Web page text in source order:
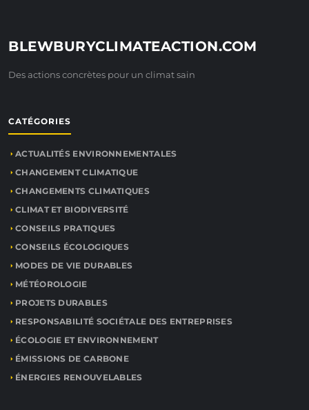
BLEWBURYCLIMATEACTION.COM
Des actions concrètes pour un climat sain
CATÉGORIES
ACTUALITÉS ENVIRONNEMENTALES
CHANGEMENT CLIMATIQUE
CHANGEMENTS CLIMATIQUES
CLIMAT ET BIODIVERSITÉ
CONSEILS PRATIQUES
CONSEILS ÉCOLOGIQUES
MODES DE VIE DURABLES
MÉTÉOROLOGIE
PROJETS DURABLES
RESPONSABILITÉ SOCIÉTALE DES ENTREPRISES
ÉCOLOGIE ET ENVIRONNEMENT
ÉMISSIONS DE CARBONE
ÉNERGIES RENOUVELABLES